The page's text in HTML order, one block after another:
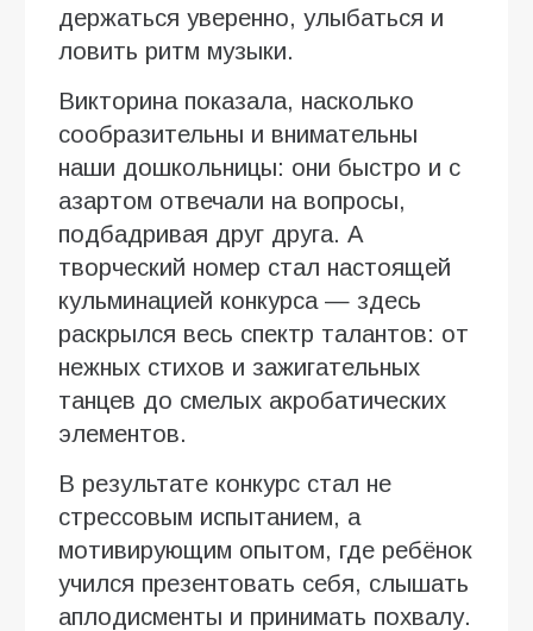
держаться уверенно, улыбаться и
ловить ритм музыки.
Викторина показала, насколько
сообразительны и внимательны
наши дошкольницы: они быстро и с
азартом отвечали на вопросы,
подбадривая друг друга. А
творческий номер стал настоящей
кульминацией конкурса — здесь
раскрылся весь спектр талантов: от
нежных стихов и зажигательных
танцев до смелых акробатических
элементов.
В результате конкурс стал не
стрессовым испытанием, а
мотивирующим опытом, где ребёнок
учился презентовать себя, слышать
аплодисменты и принимать похвалу.